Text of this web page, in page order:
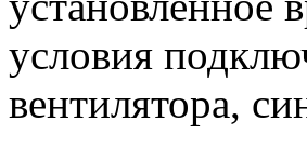
условия
вентилятора,